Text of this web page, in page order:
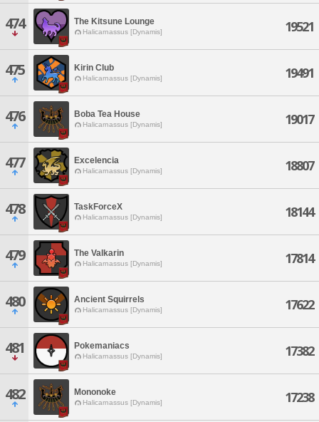
474 The Kitsune Lounge
Halicarnassus [Dynamis] 19521
475 Kirin Club
Halicarnassus [Dynamis] 19491
476 Boba Tea House
Halicarnassus [Dynamis] 19017
477 Excelencia
Halicarnassus [Dynamis] 18807
478 TaskForceX
Halicarnassus [Dynamis] 18144
479 The Valkarin
Halicarnassus [Dynamis] 17814
480 Ancient Squirrels
Halicarnassus [Dynamis] 17622
481 Pokemaniacs
Halicarnassus [Dynamis] 17382
482 Mononoke
Halicarnassus [Dynamis] 17238